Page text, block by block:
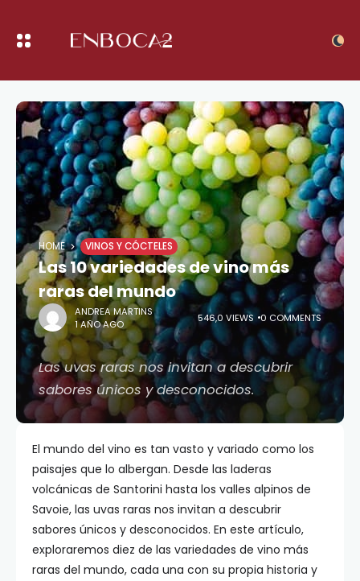
HOME VINOS Y CÓCTELES
Las 10 variedades de vino más
raras del mundo
ANDREA MARTINS
1 AÑO AGO
546,0 VIEWS 0 COMMENTS
Las uvas raras nos invitan a descubrir
sabores únicos y desconocidos.
El mundo del vino es tan vasto y variado como los
paisajes que lo albergan. Desde las laderas
volcánicas de Santorini hasta los valles alpinos de
Savoie, las uvas raras nos invitan a descubrir
sabores únicos y desconocidos. En este artículo,
exploraremos diez de las variedades de vino más
raras del mundo, cada una con su propia historia y